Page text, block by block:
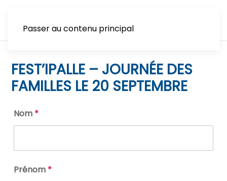
Passer au contenu principal
FEST’IPALLE – JOURNÉE DES
FAMILLES LE 20 SEPTEMBRE
Nom *
Prénom *